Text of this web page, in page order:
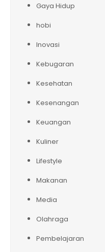
Gaya Hidup
hobi
Inovasi
Kebugaran
Kesehatan
Kesenangan
Keuangan
Kuliner
Lifestyle
Makanan
Media
Olahraga
Pembelajaran